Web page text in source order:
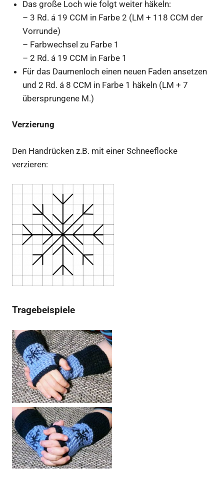
Das große Loch wie folgt weiter häkeln:
– 3 Rd. á 19 CCM in Farbe 2 (LM + 118 CCM der
Vorrunde)
– Farbwechsel zu Farbe 1
– 2 Rd. á 19 CCM in Farbe 1
Für das Daumenloch einen neuen Faden ansetzen
und 2 Rd. á 8 CCM in Farbe 1 häkeln (LM + 7
übersprungene M.)
Verzierung
Den Handrücken z.B. mit einer Schneeflocke
verzieren:
Tragebeispiele